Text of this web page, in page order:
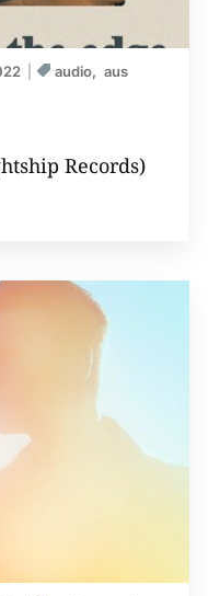
audio
aus
Records)